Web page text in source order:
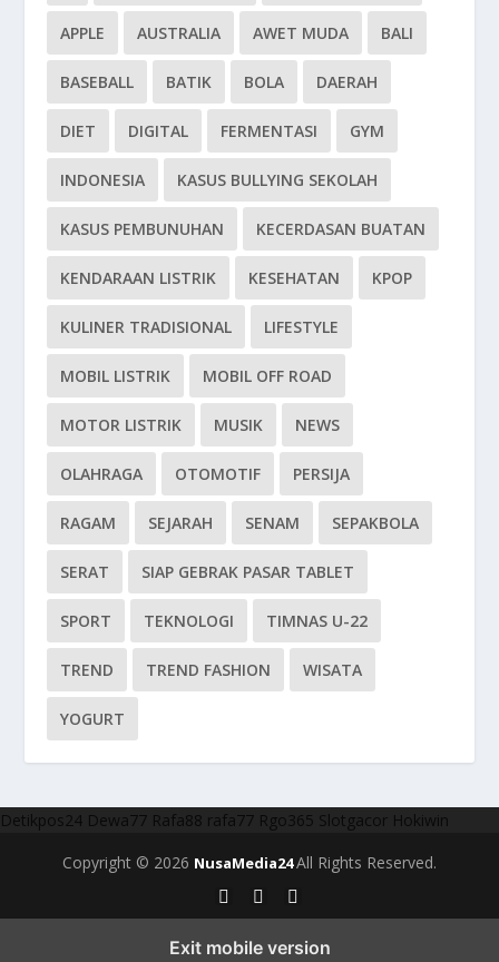
APPLE AUSTRALIA AWET MUDA BALI
BASEBALL BATIK BOLA DAERAH
DIET DIGITAL FERMENTASI GYM
INDONESIA KASUS BULLYING SEKOLAH
KASUS PEMBUNUHAN KECERDASAN BUATAN
KENDARAAN LISTRIK KESEHATAN KPOP
KULINER TRADISIONAL LIFESTYLE
MOBIL LISTRIK MOBIL OFF ROAD
MOTOR LISTRIK MUSIK NEWS
OLAHRAGA OTOMOTIF PERSIJA
RAGAM SEJARAH SENAM SEPAKBOLA
SERAT SIAP GEBRAK PASAR TABLET
SPORT TEKNOLOGI TIMNAS U-22
TREND TREND FASHION WISATA
YOGURT
Detikpos24 Dewa77 Rafa88 rafa77 Rgo365 Slotgacor Hokiwin
Copyright © 2026 NusaMedia24All Rights Reserved.
Exit mobile version